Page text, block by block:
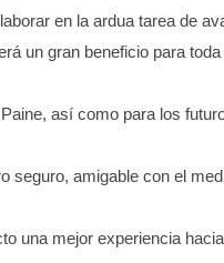
en la ardua tarea de
un gran beneficio para toda
así como para los
seguro, amigable con el
una mejor experiencia